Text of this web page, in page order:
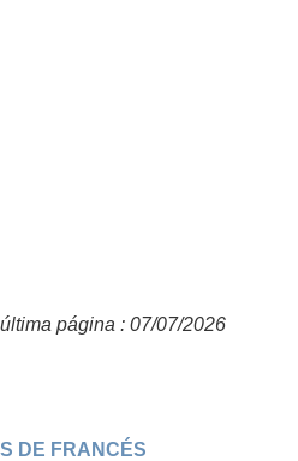
página : 07/07/2026
DE FRANCÉS